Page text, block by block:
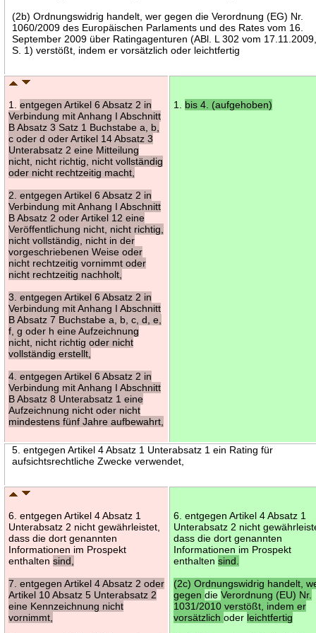
(2b) Ordnungswidrig handelt, wer gegen die Verordnung (EG) Nr.
1060/2009 des Europäischen Parlaments und des Rates vom 16.
September 2009 über Ratingagenturen (ABl. L 302 vom
S. 1) verstößt, indem er vorsätzlich oder leichtfertig
1.entgegen Artikel 6 Absatz 2 in
Verbindung mit Anhang I Abschnitt
B Absatz 3 Satz 1 Buchstabe a, b,
c oder d oder Artikel 14 Absatz 3
Unterabsatz 2 eine Mitteilung
nicht, nicht richtig, nicht vollständig
oder nicht rechtzeitig macht,
2. entgegen Artikel 6 Absatz 2 in
Verbindung mit Anhang I Abschnitt
B Absatz 2 oder Artikel 12 eine
Veröffentlichung nicht, nicht richtig,
nicht vollständig, nicht in der
vorgeschriebenen Weise oder
nicht rechtzeitig vornimmt oder
nicht rechtzeitig nachholt,
3. entgegen Artikel 6 Absatz 2 in
Verbindung mit Anhang I Abschnitt
B Absatz 7 Buchstabe a, b, c, d, e,
f, g oder h eine Aufzeichnung
nicht, nicht richtig oder nicht
vollständig erstellt,
4. entgegen Artikel 6 Absatz 2 in
Verbindung mit Anhang I Abschnitt
B Absatz 8 Unterabsatz 1 eine
Aufzeichnung nicht oder nicht
mindestens fünf Jahre aufbewahrt,
1. bis 4. (aufgehoben)
5. entgegen Artikel 4 Absatz 1 Unterabsatz 1 ein Rating für
aufsichtsrechtliche Zwecke verwendet,
6. entgegen Artikel 4 Absatz 1
Unterabsatz 2 nicht gewährleistet,
dass die dort genannten
Informationen im Prospekt
enthaltensind,
7. entgegen Artikel 4 Absatz 2 oder
Artikel 10 Absatz 5 Unterabsatz 2
eine Kennzeichnung nicht
vornimmt,
6. entgegen Artikel 4 Absatz 1
Unterabsatz 2 nicht
dass die dort genannten
Informationen im Prospekt
enthaltensind.
(2c) Ordnungswidrig handelt,
gegendieVerordnung (EU) Nr.
1031/2010 verstößt, indem er
vorsätzlichoder leichtfertig